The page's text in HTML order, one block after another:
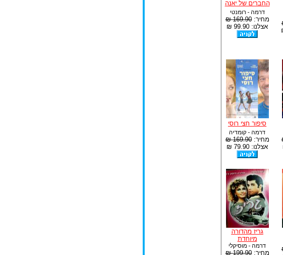
החברים של יאנה
דרמה - רומנטי
מחיר:169.90 ₪
אצלנו: 99.90 ₪
סיפור חצי רוסי
דרמה - קומדיה
מחיר:169.90 ₪
אצלנו: 79.90 ₪
גריז מהדורה
מיוחדת
דרמה - מוסיקלי
מחיר:199.90 ₪